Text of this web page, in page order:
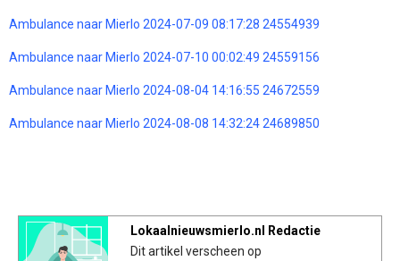
Ambulance naar Mierlo 2024-07-09 08:17:28 24554939
Ambulance naar Mierlo 2024-07-10 00:02:49 24559156
Ambulance naar Mierlo 2024-08-04 14:16:55 24672559
Ambulance naar Mierlo 2024-08-08 14:32:24 24689850
Lokaalnieuwsmierlo.nl Redactie
Dit artikel verscheen op